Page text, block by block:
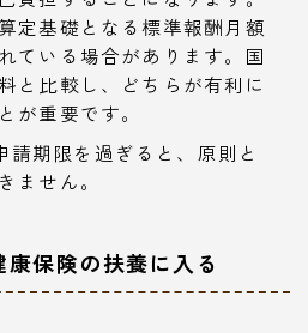
定基礎となる標準報酬月額
ている場合があります。国
と比較し、どちらが有利に
が重要です。
請期限を過ぎると、原則と
ません。
保険の扶養に入る